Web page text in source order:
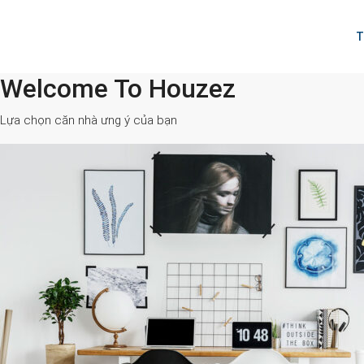
Welcome To Houzez
Lựa chọn căn nhà ưng ý của bạn